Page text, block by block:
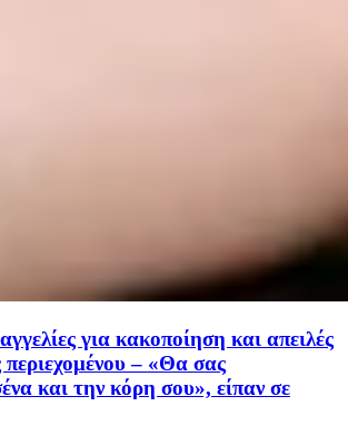
για κακοποίηση και απειλές
περιεχομένου – «Θα σας
και την κόρη σου», είπαν σε